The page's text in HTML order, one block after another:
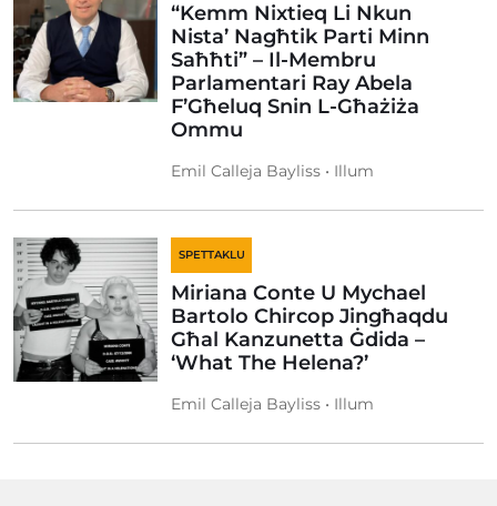
“Kemm Nixtieq Li Nkun
Nista’ Nagħtik Parti Minn
Saħħti” – Il-Membru
Parlamentari Ray Abela
F’Għeluq Snin L-Għażiża
Ommu
Emil Calleja Bayliss • Illum
SPETTAKLU
Miriana Conte U Mychael
Bartolo Chircop Jingħaqdu
Għal Kanzunetta Ġdida –
‘What The Helena?’
Emil Calleja Bayliss • Illum